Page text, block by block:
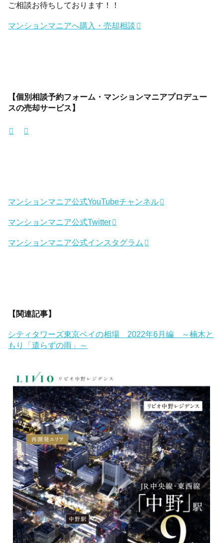
ご相談お待ちしております！！
マンションマニアへ購入・売却相談
【個別相談予約フォーム・マンションマニアプロデュー
スの売却サービス】
マンションマニア公式YouTubeチャンネル
マンションマニア公式Twitter
マンションマニア公式インスタグラム
【関連記事】
シティタワーズ東京ベイの相場 2022年6月編 ～楠木と
もり「遣らずの雨」～